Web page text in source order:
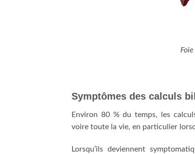
Symptômes des calculs
Environ 80 % du temps, les
voire toute la vie, en particulier
Lorsqu’ils deviennent